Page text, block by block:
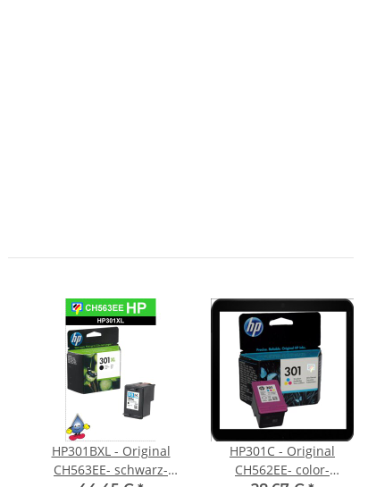
HP301BXL - Original
CH563EE- schwarz-
HP301C - Original
CH562EE- color-